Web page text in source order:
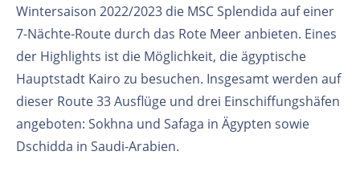
Wintersaison 2022/2023 die MSC Splendida auf einer
7-Nächte-Route durch das Rote Meer anbieten. Eines
der Highlights ist die Möglichkeit, die ägyptische
Hauptstadt Kairo zu besuchen. Insgesamt werden auf
dieser Route 33 Ausflüge und drei Einschiffungshäfen
angeboten: Sokhna und Safaga in Ägypten sowie
Dschidda in Saudi-Arabien.